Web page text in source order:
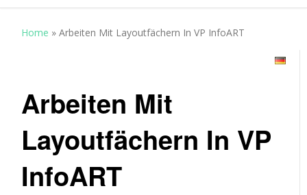
Home »Arbeiten Mit Layoutfächern In VP InfoART
Arbeiten Mit
Layoutfächern In VP
InfoART